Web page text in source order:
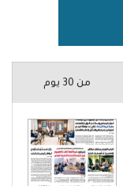
من 30 يوم